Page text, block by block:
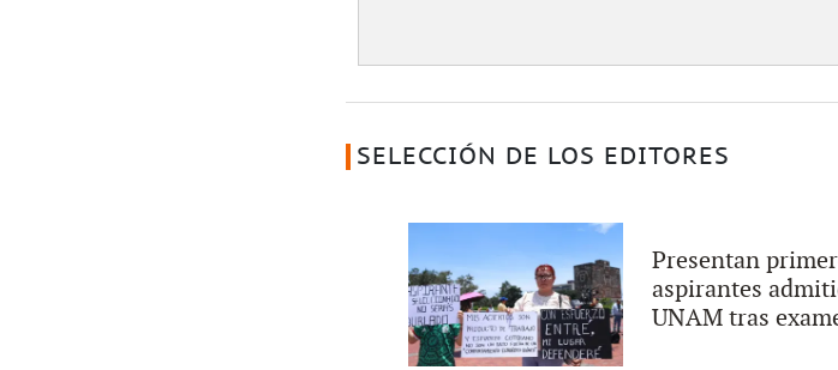
SELECCIÓN DE LOS EDITORES
Presentan
aspirantes
UNAM tras